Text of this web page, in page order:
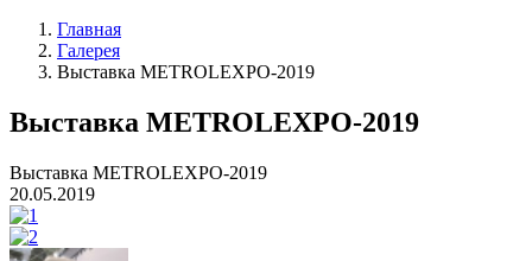
Главная
Галерея
Выставка METROLEXPO-2019
Выставка METROLEXPO-2019
Выставка METROLEXPO-2019
20.05.2019